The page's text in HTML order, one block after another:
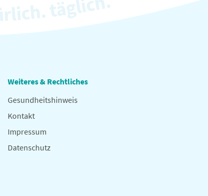
Weiteres & Rechtliches
Gesundheitshinweis
Kontakt
Impressum
Datenschutz